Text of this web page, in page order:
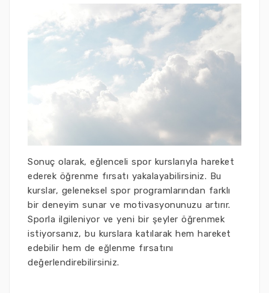
Sonuç olarak, eğlenceli spor kurslarıyla hareket
ederek öğrenme fırsatı yakalayabilirsiniz. Bu
kurslar, geleneksel spor programlarından farklı
bir deneyim sunar ve motivasyonunuzu artırır.
Sporla ilgileniyor ve yeni bir şeyler öğrenmek
istiyorsanız, bu kurslara katılarak hem hareket
edebilir hem de eğlenme fırsatını
değerlendirebilirsiniz.